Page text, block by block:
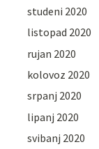
studeni 2020
listopad 2020
rujan 2020
kolovoz 2020
srpanj 2020
lipanj 2020
svibanj 2020